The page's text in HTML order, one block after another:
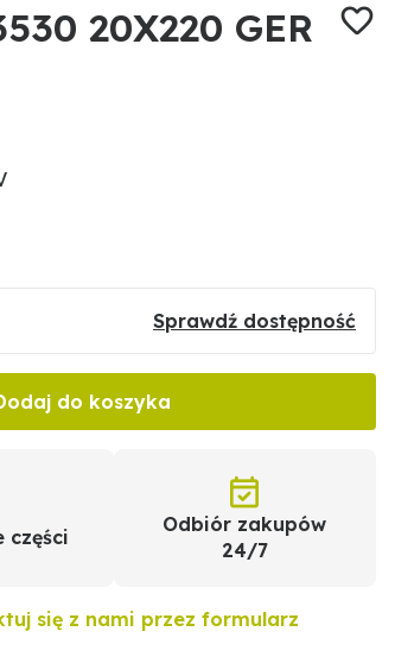
20X220 GER
Sprawdź dostępność
do koszyka
części
Odbiór zakupów
24/7
się z nami przez formularz